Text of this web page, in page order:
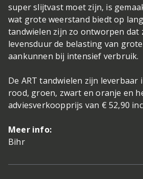
super slijtvast moet zijn, is
wat grote weerstand biedt op
tandwielen zijn zo ontworpen dat
levensduur de belasting van
aankunnen bij intensief verbruik.
De ART tandwielen zijn leverbaar
rood, groen, zwart en oranje en
adviesverkoopprijs van € 52,90
Meer info:
Bihr